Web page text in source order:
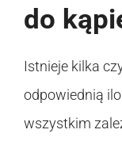
do
Istnieje kilka
odpowiednią
wszystkim